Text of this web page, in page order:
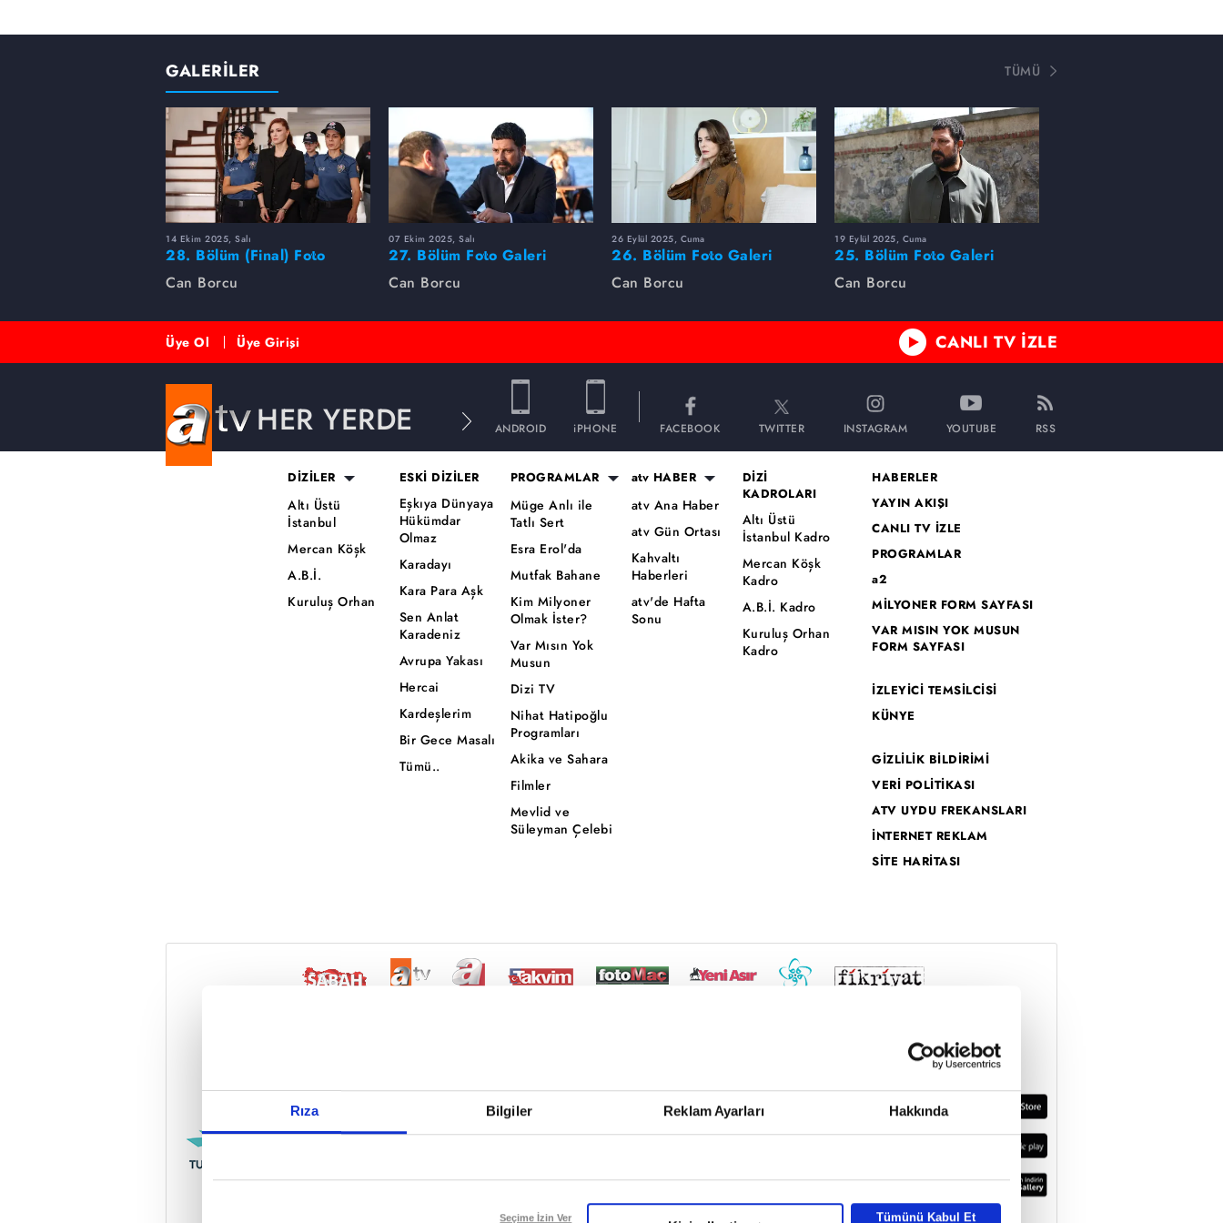
Rıza Bilgiler Reklam Ayarları Hakkında
Reddet
Seçime İzin Ver Tümünü Kabul Et
GALERİLER TÜMÜ
14 Ekim 2025, Salı
28. Bölüm (Final) Foto
Galeri
Can Borcu
07 Ekim 2025, Salı
27. Bölüm Foto Galeri
Can Borcu
26 Eylül 2025, Cuma
26. Bölüm Foto Galeri
Can Borcu
19 Eylül 2025, Cuma
25. Bölüm Foto Galeri
Can Borcu
Üye Ol Üye Girişi CANLI TV İZLE
HER YERDE ANDROID iPHONE FACEBOOK TWITTER INSTAGRAM YOUTUBE RSS
DİZİLER
Altı Üstü
İstanbul
Mercan Köşk
A.B.İ.
Kuruluş Orhan
ESKİ DİZİLER
Eşkıya Dünyaya
Hükümdar
Olmaz
Karadayı
Kara Para Aşk
Sen Anlat
Karadeniz
Avrupa Yakası
Hercai
Kardeşlerim
Bir Gece Masalı
Tümü..
PROGRAMLAR
Müge Anlı ile
Tatlı Sert
Esra Erol'da
Mutfak Bahane
Kim Milyoner
Olmak İster?
Var Mısın Yok
Musun
Dizi TV
Nihat Hatipoğlu
Programları
Akika ve Sahara
Filmler
Mevlid ve
Süleyman Çelebi
atv HABER
atv Ana Haber
atv Gün Ortası
Kahvaltı
Haberleri
atv'de Hafta
Sonu
DİZİ
KADROLARI
Altı Üstü
İstanbul Kadro
Mercan Köşk
Kadro
A.B.İ. Kadro
Kuruluş Orhan
Kadro
HABERLER
YAYIN AKIŞI
CANLI TV İZLE
PROGRAMLAR
a2
MİLYONER FORM SAYFASI
VAR MISIN YOK MUSUN
FORM SAYFASI
İZLEYİCİ TEMSİLCİSİ
KÜNYE
GİZLİLİK BİLDİRİMİ
VERİ POLİTİKASI
ATV UYDU FREKANSLARI
İNTERNET REKLAM
SİTE HARİTASI